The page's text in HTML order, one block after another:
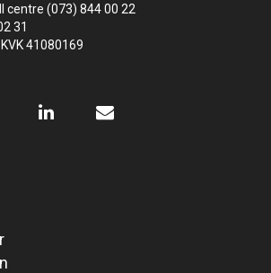
centre (073) 844 00 22
31
41080169